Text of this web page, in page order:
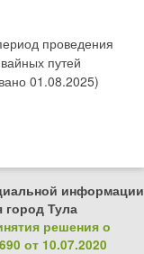
проведения
путей
01.08.2025)
информации
город Тула
решения о
от 10.07.2020